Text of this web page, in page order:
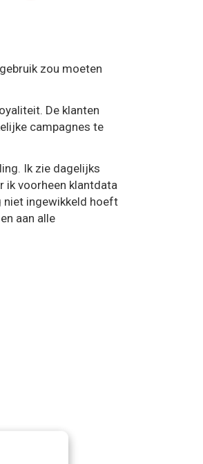
zou moeten
De klanten
campagnes te
Ik zie dagelijks
ik voorheen klantdata
niet ingewikkeld hoeft
aan alle